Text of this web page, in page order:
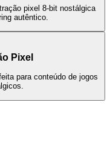
pixel 8-bit nostálgica
autêntico.
Pixel
para conteúdo de jogos